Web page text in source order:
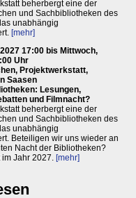
beherbergt eine der
und Sachbibliotheken des
unabhängig
[mehr]
17:00 bis Mittwoch,
Uhr
Projektwerkstatt,
Saasen
Lesungen,
und Filmnacht?
beherbergt eine der
und Sachbibliotheken des
unabhängig
Beteiligen wir uns wieder an
Nacht der Bibliotheken?
Jahr 2027. [mehr]